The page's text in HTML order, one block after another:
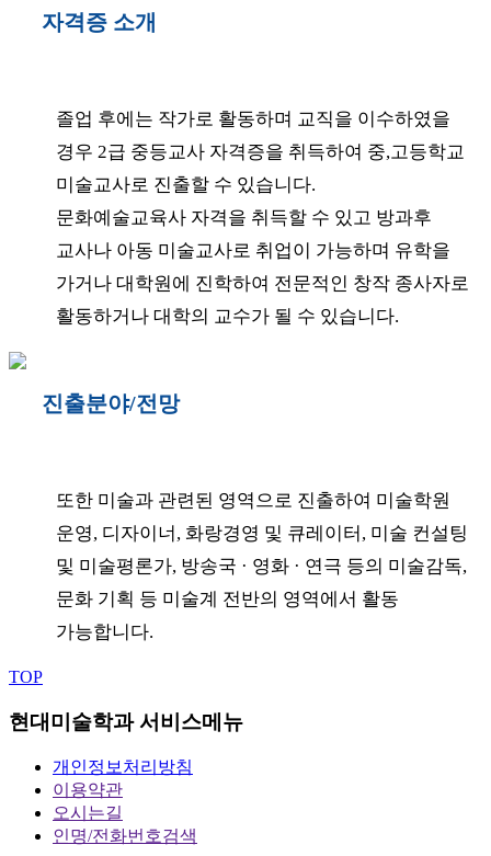
자격증 소개
졸업 후에는 작가로 활동하며 교직을 이수하였을
경우 2급 중등교사 자격증을 취득하여 중,고등학교
미술교사로 진출할 수 있습니다.
문화예술교육사 자격을 취득할 수 있고 방과후
교사나 아동 미술교사로 취업이 가능하며 유학을
가거나 대학원에 진학하여 전문적인 창작 종사자로
활동하거나 대학의 교수가 될 수 있습니다.
진출분야/전망
또한 미술과 관련된 영역으로 진출하여 미술학원
운영, 디자이너, 화랑경영 및 큐레이터, 미술 컨설팅
및 미술평론가, 방송국 · 영화 · 연극 등의 미술감독,
문화 기획 등 미술계 전반의 영역에서 활동
가능합니다.
TOP
현대미술학과 서비스메뉴
개인정보처리방침
이용약관
오시는길
인명/전화번호검색